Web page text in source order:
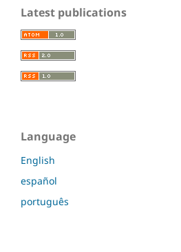
Latest publications
Language
English
español
português